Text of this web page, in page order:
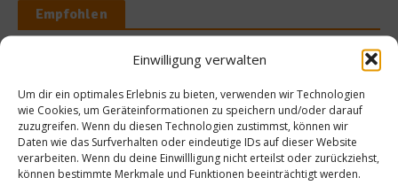
Einwilligung verwalten
Um dir ein optimales Erlebnis zu bieten, verwenden wir Technologien
wie Cookies, um Geräteinformationen zu speichern und/oder darauf
zuzugreifen. Wenn du diesen Technologien zustimmst, können wir
Daten wie das Surfverhalten oder eindeutige IDs auf dieser Website
verarbeiten. Wenn du deine Einwillligung nicht erteilst oder zurückziehst,
können bestimmte Merkmale und Funktionen beeinträchtigt werden.
Empfohlen
Stoppt die
Einpacken, was
1. Dezember